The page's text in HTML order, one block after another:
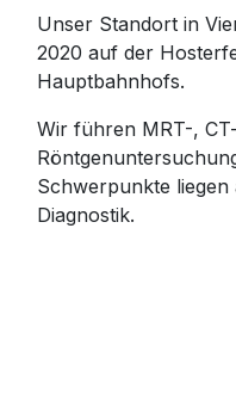
Unser Standort in
2020 auf der
Hauptbahnhofs.
Wir führen MRT-,
Schwerpunkte
Diagnostik.